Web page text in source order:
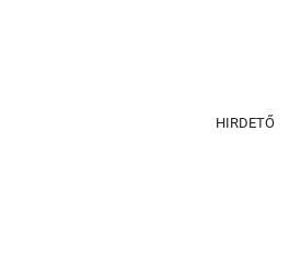
HIRDETŐ